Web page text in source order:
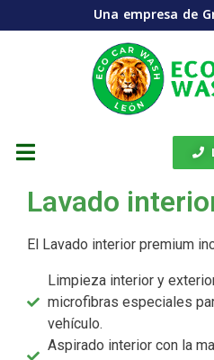
Una empresa de
Lavado
El Lavado interior premium
Limpieza interior y
microfibras especiales
vehículo.
Aspirado interior con la